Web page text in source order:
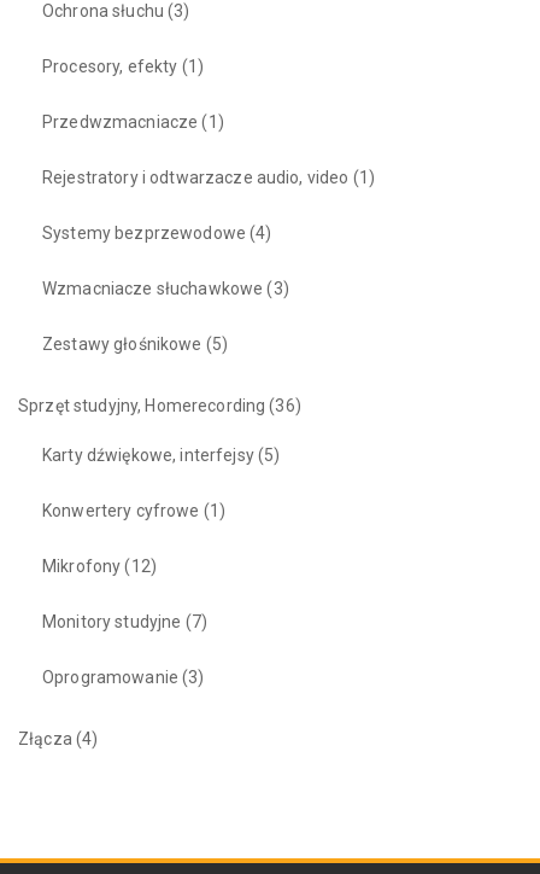
Ochrona słuchu (3)
Procesory, efekty (1)
Przedwzmacniacze (1)
Rejestratory i odtwarzacze audio, video (1)
Systemy bezprzewodowe (4)
Wzmacniacze słuchawkowe (3)
Zestawy głośnikowe (5)
Sprzęt studyjny, Homerecording (36)
Karty dźwiękowe, interfejsy(5)
Konwertery cyfrowe (1)
Mikrofony(12)
Monitory studyjne (7)
Oprogramowanie (3)
Złącza(4)